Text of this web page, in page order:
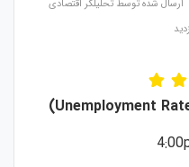
ارسال شده توسط تحلیلگر اقتصادی